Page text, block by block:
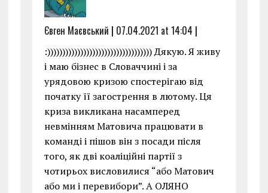
Євген Маєвський | 07.04.2021 at 14:04 |
:))))))))))))))))))))))))))))))))))) Дякую. Я живу
і маю бізнес в Словаччині і за
урядовою кризою спостерігаю від
початку її загострення в лютому. Ця
криза викликана насамперед
невмінням Матовича працювати в
команді і пішов він з посади після
того, як дві коаліційні партії з
чотирьох висловилися “або Матович
або ми і перевибори”. А ОЛЯНО